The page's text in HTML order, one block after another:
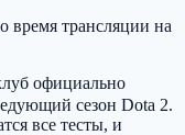
время трансляции на
официально
сезон Dota 2.
все тесты, и